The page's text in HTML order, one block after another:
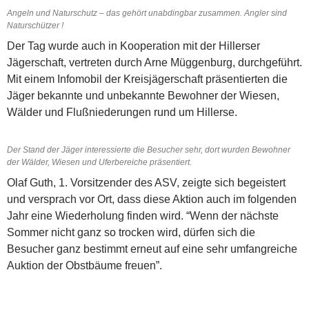
Angeln und Naturschutz – das gehört unabdingbar zusammen. Angler sind
Naturschützer !
Der Tag wurde auch in Kooperation mit der Hillerser
Jägerschaft, vertreten durch Arne Müggenburg, durchgeführt.
Mit einem Infomobil der Kreisjägerschaft präsentierten die
Jäger bekannte und unbekannte Bewohner der Wiesen,
Wälder und Flußniederungen rund um Hillerse.
Der Stand der Jäger interessierte die Besucher sehr, dort wurden Bewohner
der Wälder, Wiesen und Uferbereiche präsentiert.
Olaf Guth, 1. Vorsitzender des ASV, zeigte sich begeistert
und versprach vor Ort, dass diese Aktion auch im folgenden
Jahr eine Wiederholung finden wird. “Wenn der nächste
Sommer nicht ganz so trocken wird, dürfen sich die
Besucher ganz bestimmt erneut auf eine sehr umfangreiche
Auktion der Obstbäume freuen”.